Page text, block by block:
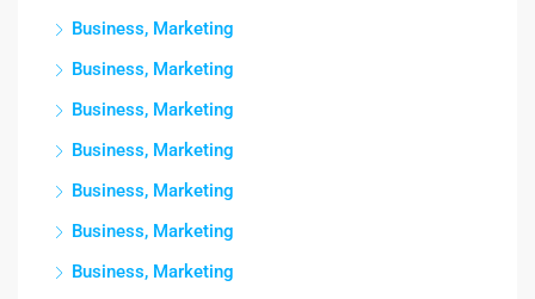
Business, Marketing
Business, Marketing
Business, Marketing
Business, Marketing
Business, Marketing
Business, Marketing
Business, Marketing